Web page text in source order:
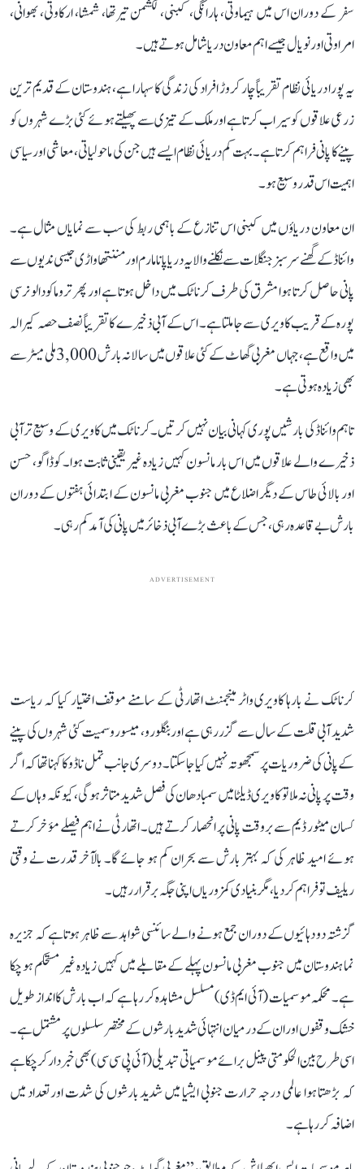
سفر کے دوران اس میں ہیماوتی، ہارانگی، کبنی، لکشمن تیرتھا، شمشا، ارکاوتی، بھوانی،
امراوتی اور نویال جیسے اہم معاون دریا شامل ہوتے ہیں۔
یہ پورا دریائی نظام تقریباً چار کروڑ افراد کی زندگی کا سہارا ہے، ہندوستان کے قدیم ترین
زرعی علاقوں کو سیراب کرتا ہے اور ملک کے تیزی سے پھیلتے ہوئے کئی بڑے شہروں کو
پینے کا پانی فراہم کرتا ہے۔ بہت کم دریائی نظام ایسے ہیں جن کی ماحولیاتی، معاشی اور سیاسی
اہمیت اس قدر وسیع ہو۔
ان معاون دریاؤں میں کبنی اس تنازع کے باہمی ربط کی سب سے نمایاں مثال ہے۔
وائناڈ کے گھنے سرسبز جنگلات سے نکلنے والا یہ دریا پانامارم اور مننتھاواڑی جیسی ندیوں سے
پانی حاصل کرتا ہوا مشرق کی طرف کرناٹک میں داخل ہوتا ہے اور پھر تروماکودالو نرسی
پورہ کے قریب کاویری سے جا ملتا ہے۔ اس کے آبی ذخیرے کا تقریباً نصف حصہ کیرالہ
میں واقع ہے، جہاں مغربی گھاٹ کے کئی علاقوں میں سالانہ بارش 3,000 ملی میٹر سے
بھی زیادہ ہوتی ہے۔
تاہم وائناڈ کی بارشیں پوری کہانی بیان نہیں کرتیں۔ کرناٹک میں کاویری کے وسیع تر آبی
ذخیرے والے علاقوں میں اس بار مانسون کہیں زیادہ غیر یقینی ثابت ہوا۔ کوڈاگو، حسن
اور بالائی طاس کے دیگر اضلاع میں جنوب مغربی مانسون کے ابتدائی ہفتوں کے دوران
بارش بے قاعدہ رہی، جس کے باعث بڑے آبی ذخائر میں پانی کی آمد کم رہی۔
ADVERTISEMENT
کرناٹک نے بارہا کاویری واٹر مینجمنٹ اتھارٹی کے سامنے موقف اختیار کیا کہ ریاست
شدید آبی قلت کے سال سے گزر رہی ہے اور بنگلورو، میسورو سمیت کئی شہروں کی پینے
کے پانی کی ضروریات پر سمجھوتہ نہیں کیا جا سکتا۔ دوسری جانب تمل ناڈو کا کہنا تھا کہ اگر
وقت پر پانی نہ ملا تو کاویری ڈیلٹا میں سمبا دھان کی فصل شدید متاثر ہوگی، کیونکہ وہاں کے
کسان میٹور ڈیم سے بروقت پانی پر انحصار کرتے ہیں۔ اتھارٹی نے اہم فیصلے مؤخر کرتے
ہوئے امید ظاہر کی کہ بہتر بارش سے بحران کم ہو جائے گا۔ بالآخر قدرت نے وقتی
ریلیف تو فراہم کر دیا، مگر بنیادی کمزوریاں اپنی جگہ برقرار رہیں۔
گزشتہ دو دہائیوں کے دوران جمع ہونے والے سائنسی شواہد سے ظاہر ہوتا ہے کہ جزیرہ
نما ہندوستان میں جنوب مغربی مانسون پہلے کے مقابلے میں کہیں زیادہ غیر مستحکم ہو چکا
ہے۔ محکمہ موسمیات (آئی ایم ڈی) مسلسل مشاہدہ کر رہا ہے کہ اب بارش کا انداز طویل
خشک وقفوں اور ان کے درمیان انتہائی شدید بارشوں کے مختصر سلسلوں پر مشتمل ہے۔
اسی طرح بین الحکومتی پینل برائے موسمیاتی تبدیلی (آئی پی سی سی) بھی خبردار کر چکا ہے
کہ بڑھتا ہوا عالمی درجہ حرارت جنوبی ایشیا میں شدید بارشوں کی شدت اور تعداد میں
اضافہ کر رہا ہے۔